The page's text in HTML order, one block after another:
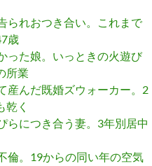
られおつき合い。これまで
歳
った娘。いっときの火遊び
所業
産んだ既婚ズウォーカー。2
乾く
らにつき合う妻。3年別居中
倫。19からの同い年の空気